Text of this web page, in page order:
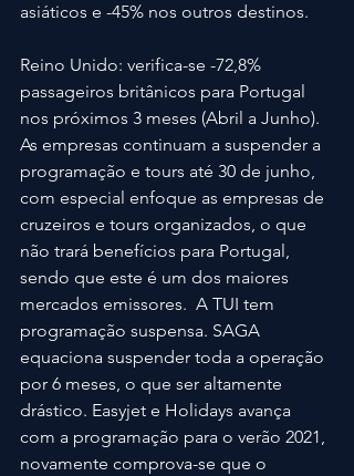
asiáticos e -45% nos outros destinos.
Reino Unido: verifica-se -72,8%
passageiros britânicos para Portugal
nos próximos 3 meses (Abril a Junho).
As empresas continuam a suspender a
programação e tours até 30 de junho,
com especial enfoque as empresas de
cruzeiros e tours organizados, o que
não trará benefícios para Portugal,
sendo que este é um dos maiores
mercados emissores.  A TUI tem
programação suspensa. SAGA
equaciona suspender toda a operação
por 6 meses, o que ser altamente
drástico. Easyjet e Holidays avança
com a programação para o verão 2021,
novamente comprova-se que o